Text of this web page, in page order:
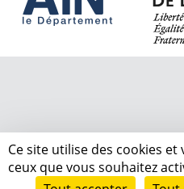
Ce site utilise des cookies
ceux que vous souhaitez